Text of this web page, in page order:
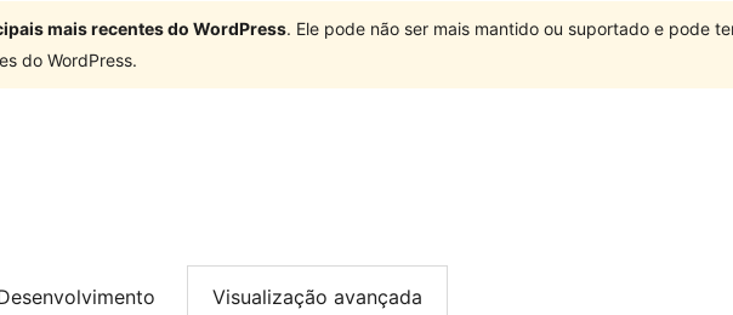
mais recentes do WordPress. Ele pode não ser mais mantido ou suportado e pode
do WordPress.
Visualização avançada